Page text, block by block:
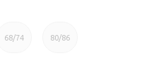
68/74 80/86